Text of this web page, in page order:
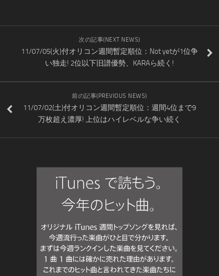
次の記事(NEXT NEWS)
11/07/05(火)付オリコン週間暫定順位：Not yetが1位争
い独走! 2位以下旧譜優勢、KARAら続く!
前の記事(PREVIOUS NEWS)
11/07/02(土)付オリコン週間暫定順位：週間4位まで9
万枚超え濃厚! 上位はハイレベルな争い続く